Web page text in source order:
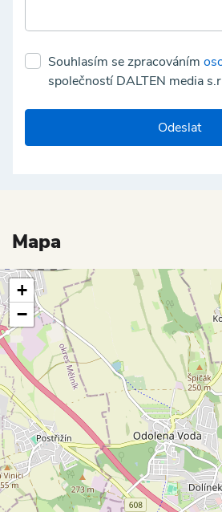
Souhlasím se zpracováním
společností DALTEN media
Odeslat
Mapa
+
−